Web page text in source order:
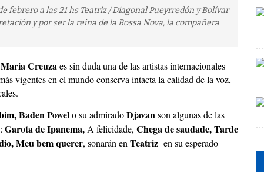
febrero a las 21 hs Teatriz / Diagonal Pueyrredón y Bolívar
y por ser la reina de la Bossa Nova, la compañera
Maria Creuza es sin duda una de las artistas internacionales
vigentes en el mundo conserva intacta la calidad de la voz,
Baden Powelo su admiradoDjavanson algunas de las
Garota de Ipanema, A felicidade, Chega de saudade, Tarde
Meu bem querer, sonarán en Teatriz en su esperado